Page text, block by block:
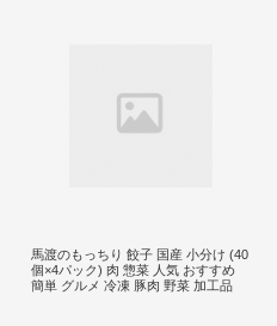
馬渡のもっちり 餃子 国産 小分け (40
個×4パック) 肉 惣菜 人気 おすすめ
簡単 グルメ 冷凍 豚肉 野菜 加工品